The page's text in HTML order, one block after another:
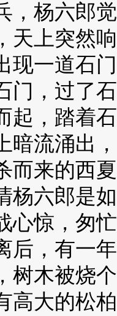
，杨六郎
天上突然
现一道石
门，过了
起，踏着
暗流涌出
而来的西
杨六郎是
心惊，匆
，有一年
树木被烧
高大的松